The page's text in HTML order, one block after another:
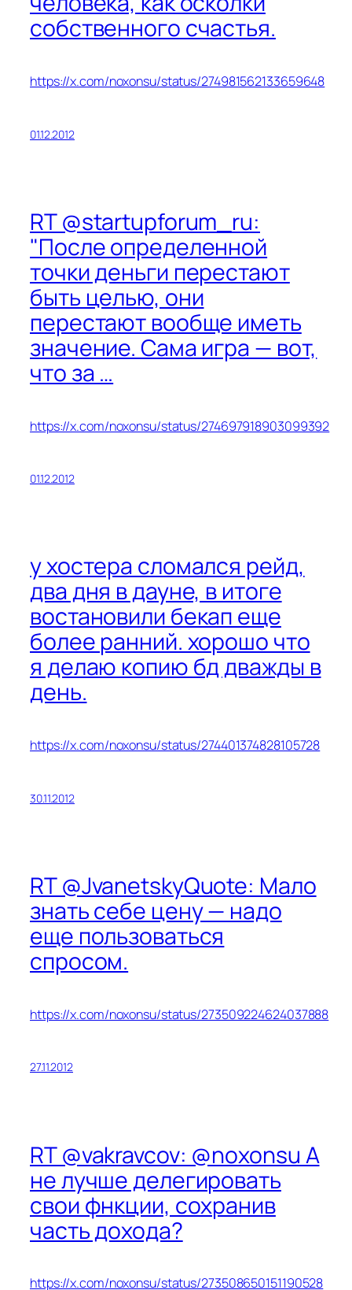
собственного счастья.
https://x.com/noxonsu/status/274981562133659648
01.12.2012
RT @startupforum_ru:
"После определенной
точки деньги перестают
быть целью, они
перестают вообще иметь
значение. Сама игра — вот,
что за …
https://x.com/noxonsu/status/274697918903099392
01.12.2012
у хостера сломался рейд,
два дня в дауне, в итоге
востановили бекап еще
более ранний. хорошо что
я делаю копию бд дважды в
день.
https://x.com/noxonsu/status/274401374828105728
30.11.2012
RT @JvanetskyQuote: Мало
знать себе цену — надо
еще пользоваться
спросом.
https://x.com/noxonsu/status/273509224624037888
27.11.2012
RT @vakravcov: @noxonsu А
не лучше делегировать
свои фнкции, сохранив
часть дохода?
https://x.com/noxonsu/status/273508650151190528